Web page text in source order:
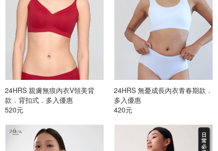
24HRS 親膚無痕內衣V領美背
款．背扣式．多入優惠
520元
24HRS 無憂成長內衣青春期款．
多入優惠
420元